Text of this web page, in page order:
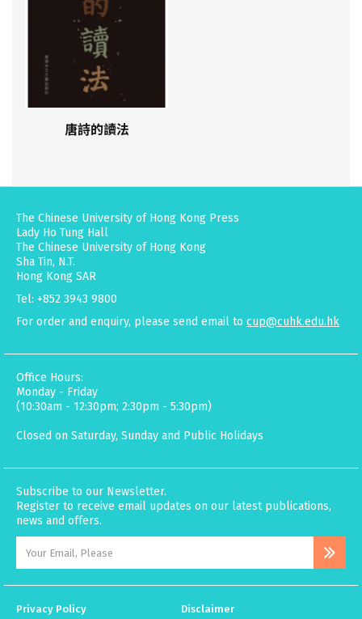
唐詩的讀法
The Chinese University of Hong Kong Press
Lady Ho Tung Hall
The Chinese University of Hong Kong
Sha Tin, N.T.
Hong Kong SAR
Tel: +852 3943 9800
For order and enquiry, please send email to cup@cuhk.edu.hk
Office Hours:
Monday - Friday
(10:30am - 12:30pm; 2:30pm - 5:30pm)
Closed on Saturday, Sunday and Public Holidays
Subscribe to our Newsletter.
Register to receive email updates on our latest publications,
news and offers.
Privacy Policy Disclaimer